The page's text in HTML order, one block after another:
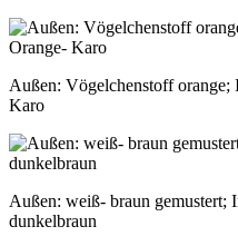
Außen: Vögelchenstoff orange;
Karo
Außen: weiß- braun gemustert;
dunkelbraun